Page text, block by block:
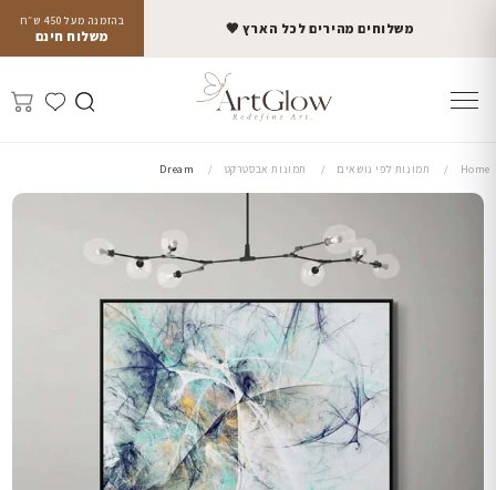
בהזמנה מעל 450 ש״ח
משלוח חינם משלוחים מהירים לכל הארץ 🤎
Home תמונות לפי נושאים תמונות אבסטרקט Dream